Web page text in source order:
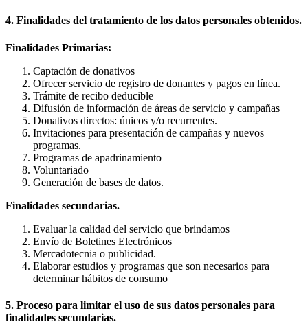
4. Finalidades del tratamiento de los datos personales obtenidos.
Finalidades Primarias:
Captación de donativos
Ofrecer servicio de registro de donantes y pagos en línea.
Trámite de recibo deducible
Difusión de información de áreas de servicio y campañas
Donativos directos: únicos y/o recurrentes.
Invitaciones para presentación de campañas y nuevos
programas.
Programas de apadrinamiento
Voluntariado
Generación de bases de datos.
Finalidades secundarias.
Evaluar la calidad del servicio que brindamos
Envío de Boletines Electrónicos
Mercadotecnia o publicidad.
Elaborar estudios y programas que son necesarios para
determinar hábitos de consumo
5. Proceso para limitar el uso de sus datos personales para
finalidades secundarias.